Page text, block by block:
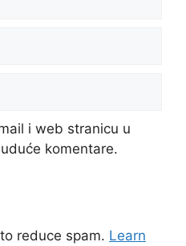
i web stranicu u
komentare.
reduce spam. Learn